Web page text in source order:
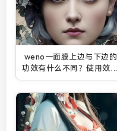
weno一面膜上边与下边的
功效有什么不同？使用效果
如何？